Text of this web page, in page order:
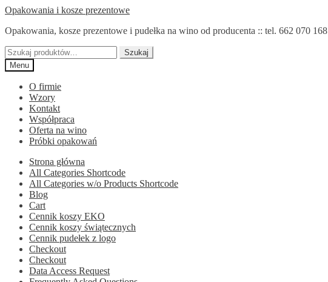
Przejdź
nawigacji
Przejdź
treści
Opakowania i kosze prezentowe
Opakowania, kosze prezentowe i pudełka na wino od producenta :: tel. 662 070 168
Szukaj:
Szukaj
Menu
O firmie
Wzory
Kontakt
Współpraca
Oferta na wino
Próbki opakowań
Strona główna
All Categories Shortcode
All Categories w/o Products Shortcode
Blog
Cart
Cennik koszy EKO
Cennik koszy świątecznych
Cennik pudełek z logo
Checkout
Checkout
Data Access Request